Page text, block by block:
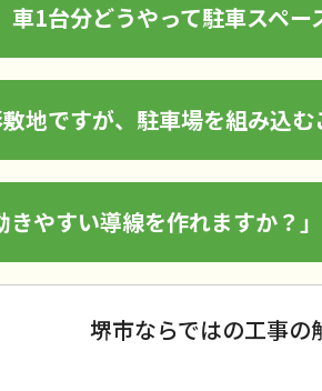
車1台分どうやって駐車スペ
敷地ですが、駐車場を組み込
きやすい導線を作れますか？」
堺市ならではの工事の